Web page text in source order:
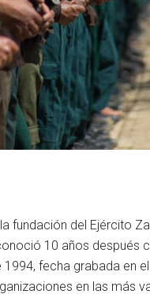
fundación del Ejército
10 años después
fecha grabada en
en las más